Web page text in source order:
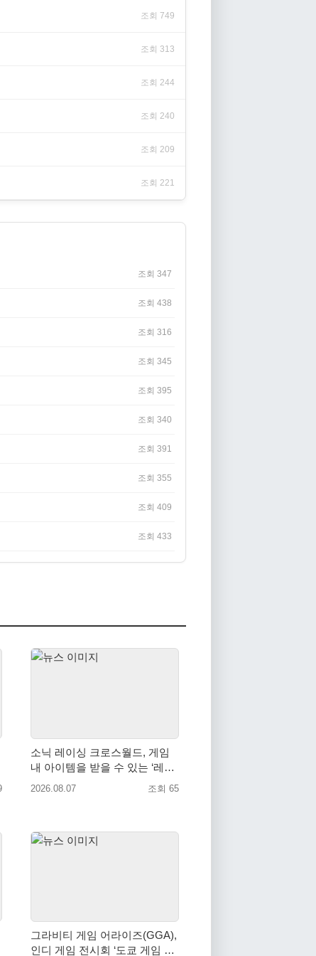
조회 749
조회 313
조회 244
조회 240
조회 209
조회 221
조회 347
조회 438
조회 316
조회 345
조회 395
조회 340
조회 391
조회 355
조회 409
조회 433
소닉 레이싱 크로스월드, 게임
내 아이템을 받을 수 있는 ‘레전
드 대회 라운드 7’ 개최!
2026.08.07 조회 65
그라비티 게임 어라이즈(GGA),
인디 게임 전시회 ‘도쿄 게임 던